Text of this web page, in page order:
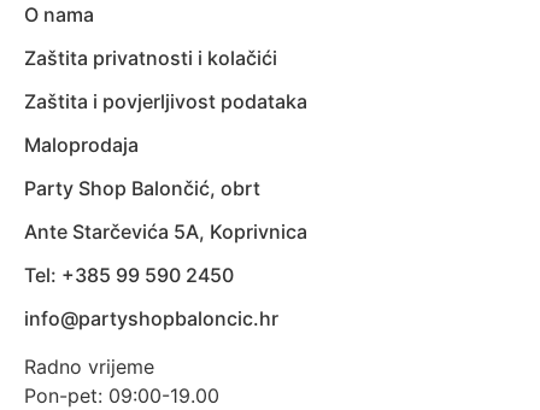
O nama
Zaštita privatnosti i kolačići
Zaštita i povjerljivost podataka
Maloprodaja
Party Shop Balončić, obrt
Ante Starčevića 5A, Koprivnica
Tel: +385 99 590 2450
info@partyshopbaloncic.hr
Radno vrijeme
Pon-pet: 09:00-19.00